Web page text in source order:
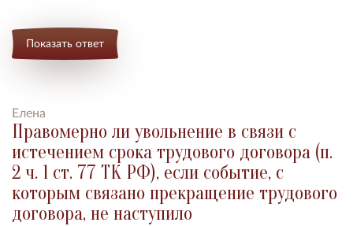
Показать ответ
Елена
Правомерно ли увольнение в связи с
истечением срока трудового договора (п.
2 ч. 1 ст. 77 ТК РФ), если событие, с
которым связано прекращение трудового
договора, не наступило